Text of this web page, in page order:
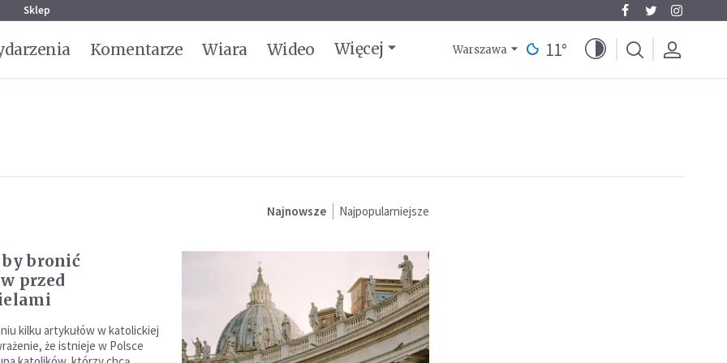
Sklep
Komentarze Wiara Wideo Więcej Warszawa 11°
Najnowsze Najpopularniejsze
bronić
przed
kilku artykułów w katolickiej
że istnieje w Polsce